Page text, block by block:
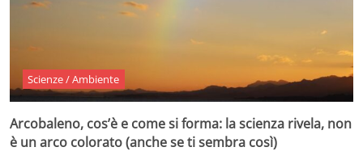
Scienze / Ambiente
Arcobaleno, cos’è e come si forma: la scienza rivela, non
è un arco colorato (anche se ti sembra così)